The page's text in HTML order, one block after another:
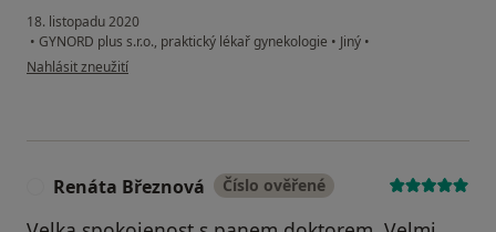
18. listopadu 2020
• GYNORD plus s.r.o., praktický lékař gynekologie • Jiný •
podle názoru uživatele V. Maneva
Nahlásit zneužití
Renáta Březnová Číslo ověřené